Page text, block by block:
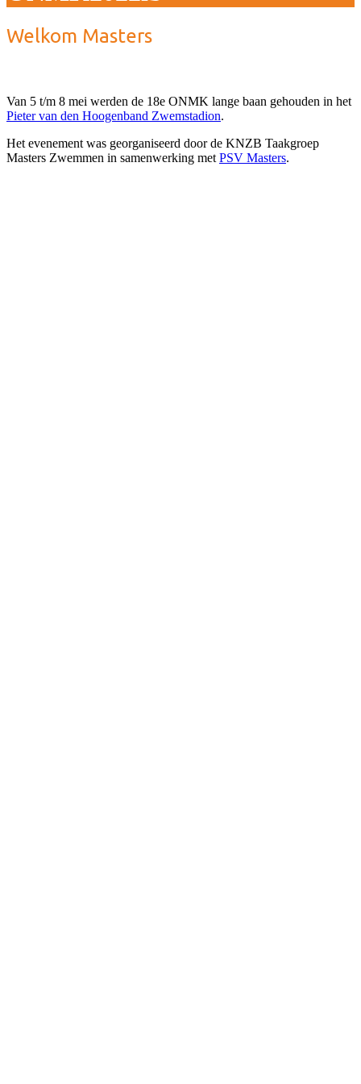
Welkom Masters
Van 5 t/m 8 mei werden de 18e ONMK lange baan gehouden in het
Pieter van den Hoogenband Zwemstadion.
Het evenement was georganiseerd door de KNZB Taakgroep
Masters Zwemmen in samenwerking met PSV Masters.